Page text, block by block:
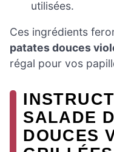
utilisées.
Ces ingrédients
patates douces
régal pour vos
SALADE
DOUCES